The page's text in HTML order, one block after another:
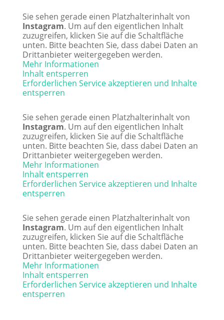
Sie sehen gerade einen Platzhalterinhalt von
Instagram. Um auf den eigentlichen Inhalt
zuzugreifen, klicken Sie auf die Schaltfläche
unten. Bitte beachten Sie, dass dabei Daten an
Drittanbieter weitergegeben werden.
Mehr Informationen
Inhalt entsperren
Erforderlichen Service akzeptieren und Inhalte
entsperren
Sie sehen gerade einen Platzhalterinhalt von
Instagram. Um auf den eigentlichen Inhalt
zuzugreifen, klicken Sie auf die Schaltfläche
unten. Bitte beachten Sie, dass dabei Daten an
Drittanbieter weitergegeben werden.
Mehr Informationen
Inhalt entsperren
Erforderlichen Service akzeptieren und Inhalte
entsperren
Sie sehen gerade einen Platzhalterinhalt von
Instagram. Um auf den eigentlichen Inhalt
zuzugreifen, klicken Sie auf die Schaltfläche
unten. Bitte beachten Sie, dass dabei Daten an
Drittanbieter weitergegeben werden.
Mehr Informationen
Inhalt entsperren
Erforderlichen Service akzeptieren und Inhalte
entsperren